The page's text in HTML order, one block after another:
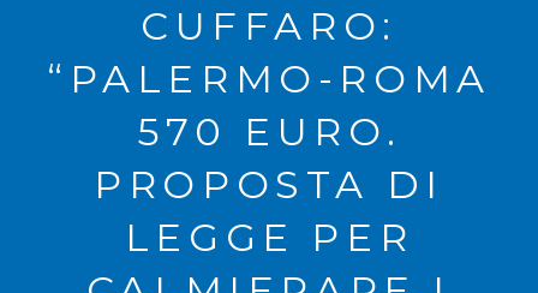
CUFFARO:
“PALERMO-ROMA
570 EURO.
PROPOSTA DI
LEGGE PER